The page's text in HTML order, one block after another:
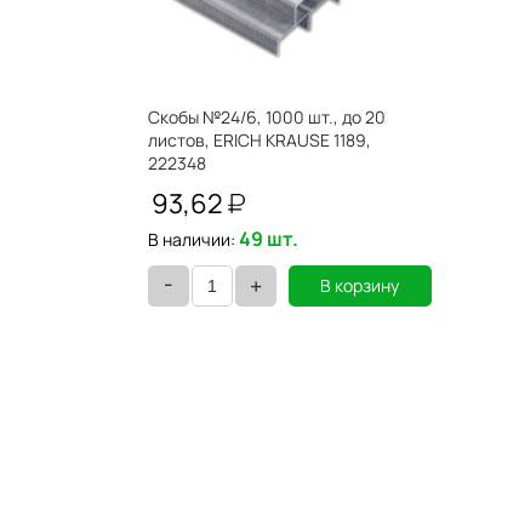
Скобы №24/6, 1000 шт., до 20
листов, ERICH KRAUSE 1189,
222348
93,62
В наличии: 49 шт.
- + В корзину